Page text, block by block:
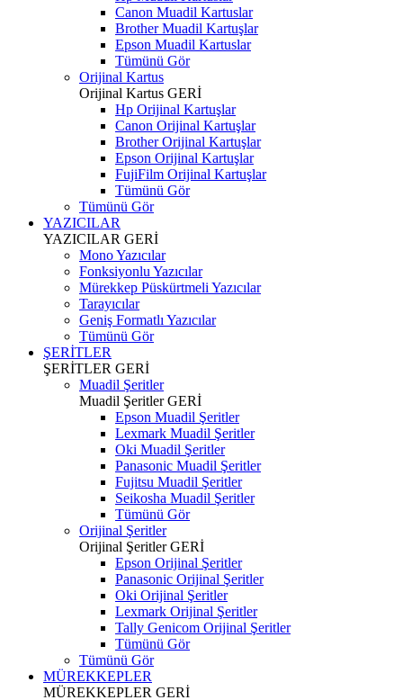
Canon Muadil Kartuslar
Brother Muadil Kartuşlar
Epson Muadil Kartuslar
Tümünü Gör
Orijinal Kartus
Orijinal Kartus GERİ
Hp Orijinal Kartuşlar
Canon Orijinal Kartuşlar
Brother Orijinal Kartuşlar
Epson Orijinal Kartuşlar
FujiFilm Orijinal Kartuşlar
Tümünü Gör
Tümünü Gör
YAZICILAR
YAZICILAR GERİ
Mono Yazıcılar
Fonksiyonlu Yazıcılar
Mürekkep Püskürtmeli Yazıcılar
Tarayıcılar
Geniş Formatlı Yazıcılar
Tümünü Gör
ŞERİTLER
ŞERİTLER GERİ
Muadil Şeritler
Muadil ŞeritlerGERİ
Epson Muadil Şeritler
Lexmark Muadil Şeritler
Oki Muadil Şeritler
Panasonic Muadil Şeritler
Fujitsu Muadil Şeritler
Seikosha Muadil Şeritler
Tümünü Gör
Orijinal Şeritler
Orijinal ŞeritlerGERİ
Epson Orijinal Şeritler
Panasonic Orijinal Şeritler
Oki Orijinal Şeritler
Lexmark Orijinal Şeritler
Tally Genicom Orijinal Şeritler
Tümünü Gör
Tümünü Gör
MÜREKKEPLER
MÜREKKEPLER GERİ